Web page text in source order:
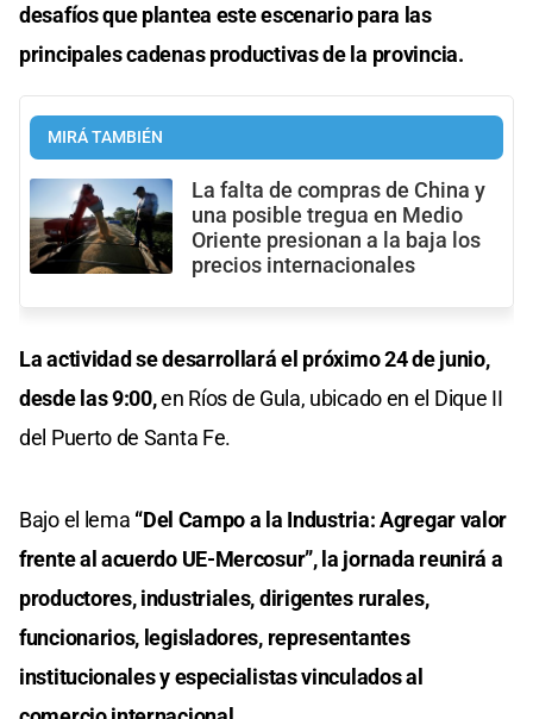
desafíos que plantea este escenario para las
principales cadenas productivas de la provincia.
MIRÁ TAMBIÉN
La falta de compras de China y
una posible tregua en Medio
Oriente presionan a la baja los
precios internacionales
La actividad se desarrollará el próximo 24 de junio,
desde las 9:00,en Ríos de Gula, ubicado en el Dique II
del Puerto de Santa Fe.
Bajo el lema “Del Campo a la Industria: Agregar valor
frente al acuerdo UE-Mercosur”, la jornada reunirá a
productores, industriales, dirigentes rurales,
funcionarios, legisladores, representantes
institucionales y especialistas vinculados al